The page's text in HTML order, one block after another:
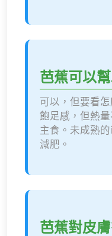
芭蕉可以
可以，但要看
飽足感，但熱
主食。未成熟
減肥。
芭蕉對皮